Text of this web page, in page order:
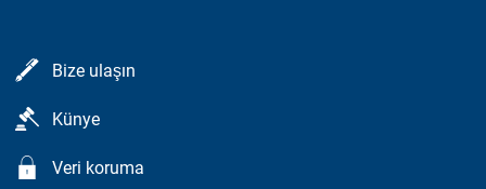
Bize ulaşın
Künye
Veri koruma